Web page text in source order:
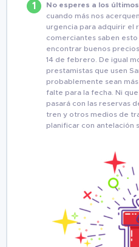
No esperes a los
cuando más nos
urgencia para adquirir el
comerciantes saben
encontrar buenos
14 de febrero. De igual
prestamistas que usen
probablemente sean
falte para la fecha. Ni
pasará con las reservas
tren y otros medios de
planificar con antelación